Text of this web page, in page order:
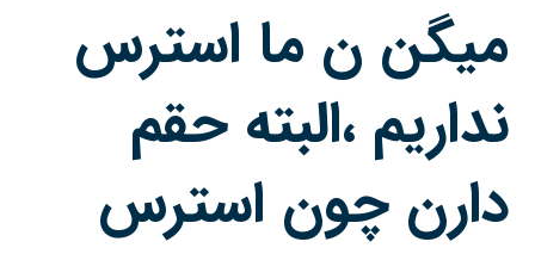
میگن ن ما استرس
نداریم ،البته حقم
دارن چون استرس